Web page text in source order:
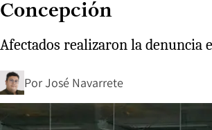
Concepción
Afectados realizaron la denuncia
PorJosé Navarrete